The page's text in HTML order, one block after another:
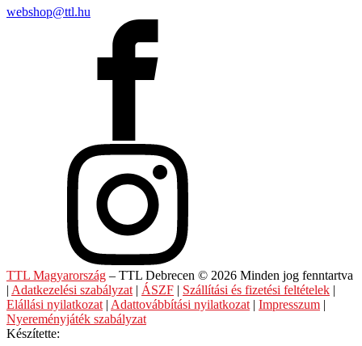
webshop@ttl.hu
TTL Magyarország – TTL Debrecen © 2026 Minden jog fenntartva
| Adatkezelési szabályzat | ÁSZF | Szállítási és fizetési feltételek |
Elállási nyilatkozat | Adattovábbítási nyilatkozat | Impresszum |
Nyereményjáték szabályzat
Készítette: